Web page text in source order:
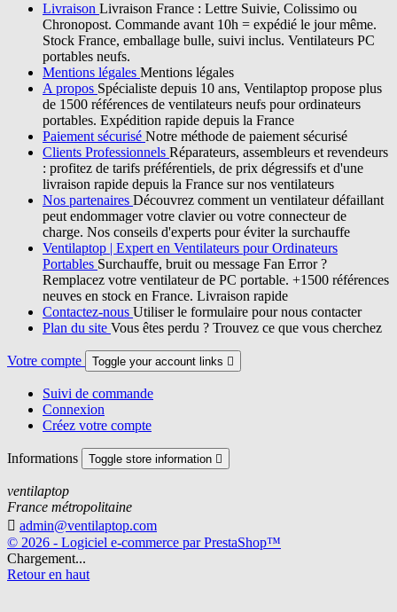
Livraison Livraison France : Lettre Suivie, Colissimo ou
Chronopost. Commande avant 10h = expédié le jour même.
Stock France, emballage bulle, suivi inclus. Ventilateurs PC
portables neufs.
Mentions légales Mentions légales
A propos Spécialiste depuis 10 ans, Ventilaptop propose plus
de 1500 références de ventilateurs neufs pour ordinateurs
portables. Expédition rapide depuis la France
Paiement sécurisé Notre méthode de paiement sécurisé
Clients Professionnels Réparateurs, assembleurs et revendeurs
: profitez de tarifs préférentiels, de prix dégressifs et d'une
livraison rapide depuis la France sur nos ventilateurs
Nos partenaires Découvrez comment un ventilateur défaillant
peut endommager votre clavier ou votre connecteur de
charge. Nos conseils d'experts pour éviter la surchauffe
Ventilaptop | Expert en Ventilateurs pour Ordinateurs
Portables Surchauffe, bruit ou message Fan Error ?
Remplacez votre ventilateur de PC portable. +1500 références
neuves en stock en France. Livraison rapide
Contactez-nous Utiliser le formulaire pour nous contacter
Plan du site Vous êtes perdu ? Trouvez ce que vous cherchez
Votre compte Toggle your account links 
Suivi de commande
Connexion
Créez votre compte
Informations Toggle store information 
ventilaptop
France métropolitaine
 admin@ventilaptop.com
© 2026 - Logiciel e-commerce par PrestaShop™
Chargement...
Retour en haut